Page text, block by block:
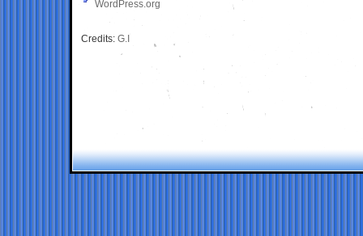
WordPress.org
Credits: G.I